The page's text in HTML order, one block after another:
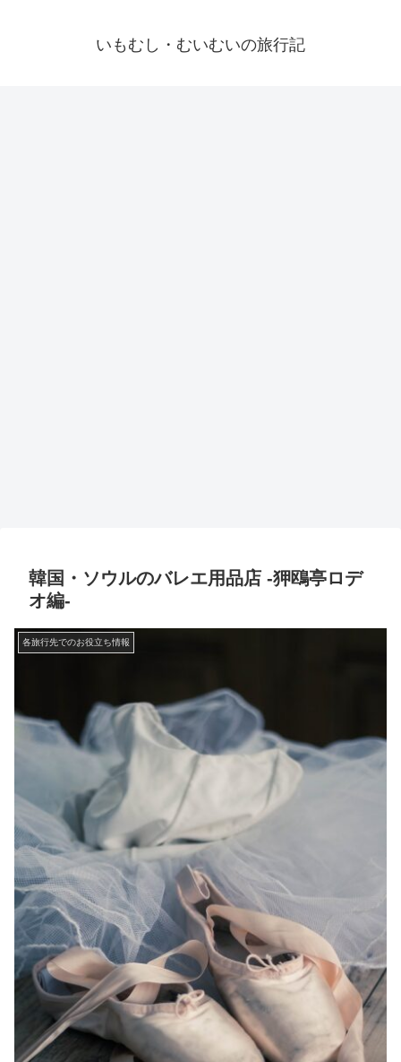
いもむし・むいむいの旅行記
韓国・ソウルのバレエ用品店 -狎鴎亭ロデ
オ編-
各旅行先でのお役立ち情報